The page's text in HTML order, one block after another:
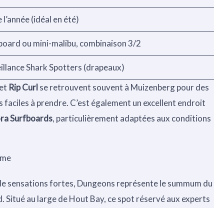
l’année (idéal en été)
ou mini-malibu, combinaison 3/2
Shark Spotters (drapeaux)
et Rip Curlse retrouvent souvent à Muizenberg pour des
à prendre. C’est également un excellent endroit
Surfboards, particulièrement adaptées aux conditions
sensations fortes, Dungeons représente le summum du
Situé au large de Hout Bay, ce spot réservé aux experts